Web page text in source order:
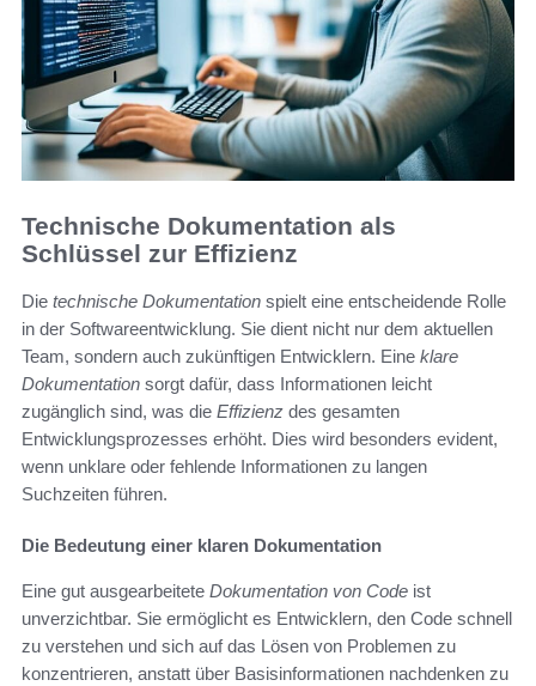
Technische Dokumentation als
Schlüssel zur Effizienz
Die technische Dokumentation spielt eine entscheidende Rolle
in der Softwareentwicklung. Sie dient nicht nur dem aktuellen
Team, sondern auch zukünftigen Entwicklern. Eine klare
Dokumentation sorgt dafür, dass Informationen leicht
zugänglich sind, was die Effizienz des gesamten
Entwicklungsprozesses erhöht. Dies wird besonders evident,
wenn unklare oder fehlende Informationen zu langen
Suchzeiten führen.
Die Bedeutung einer klaren Dokumentation
Eine gut ausgearbeitete Dokumentation von Code ist
unverzichtbar. Sie ermöglicht es Entwicklern, den Code schnell
zu verstehen und sich auf das Lösen von Problemen zu
konzentrieren, anstatt über Basisinformationen nachdenken zu